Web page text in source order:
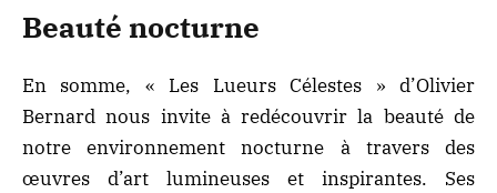
Beauté nocturne
En somme, « Les Lueurs Célestes » d’Olivier
Bernard nous invite à redécouvrir la beauté de
notre environnement nocturne à travers des
œuvres d’art lumineuses et inspirantes. Ses